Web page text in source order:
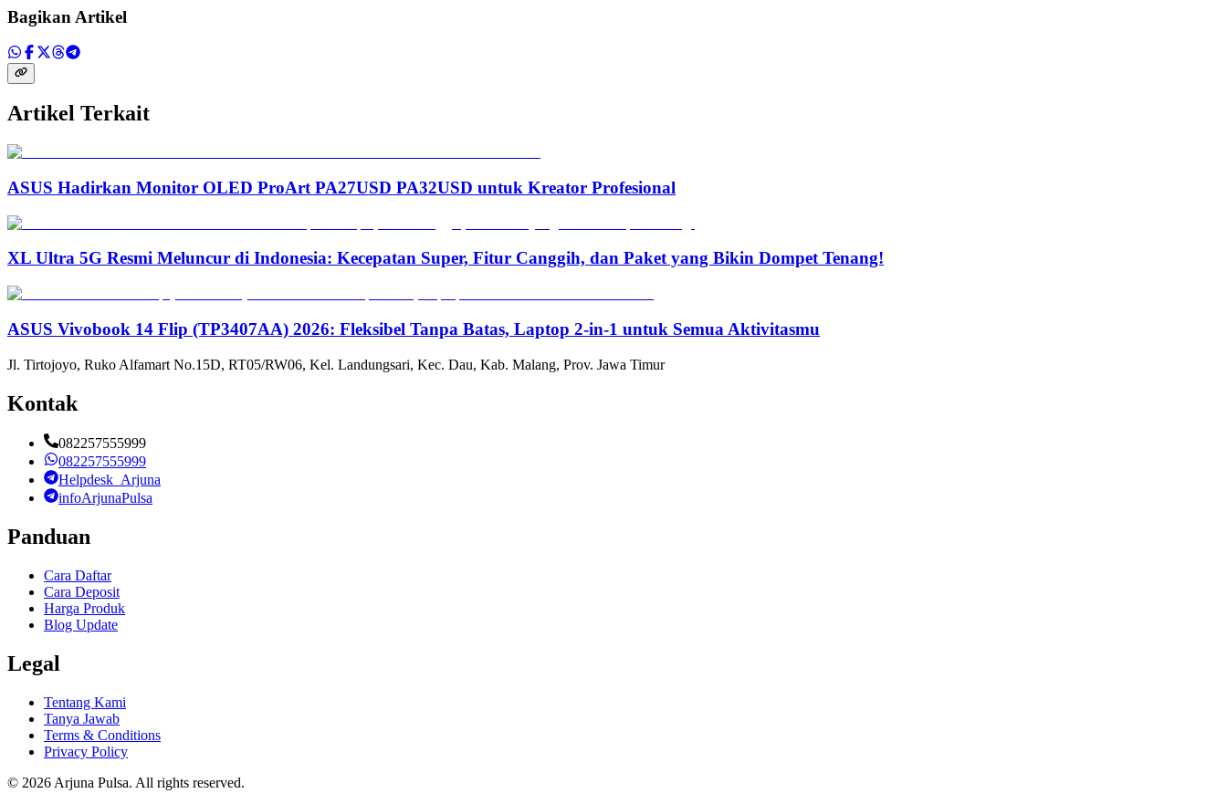
Bagikan Artikel
Artikel Terkait
ASUS Hadirkan Monitor OLED ProArt PA27USD PA32USD untuk Kreator Profesional
XL Ultra 5G Resmi Meluncur di Indonesia: Kecepatan Super, Fitur Canggih, dan Paket yang Bikin Dompet Tenang!
ASUS Vivobook 14 Flip (TP3407AA) 2026: Fleksibel Tanpa Batas, Laptop 2-in-1 untuk Semua Aktivitasmu
Jl. Tirtojoyo, Ruko Alfamart No.15D, RT05/RW06, Kel. Landungsari, Kec. Dau, Kab. Malang, Prov. Jawa Timur
Kontak
082257555999
082257555999
Helpdesk_Arjuna
infoArjunaPulsa
Panduan
Cara Daftar
Cara Deposit
Harga Produk
Blog Update
Legal
Tentang Kami
Tanya Jawab
Terms & Conditions
Privacy Policy
© 2026 Arjuna Pulsa. All rights reserved.